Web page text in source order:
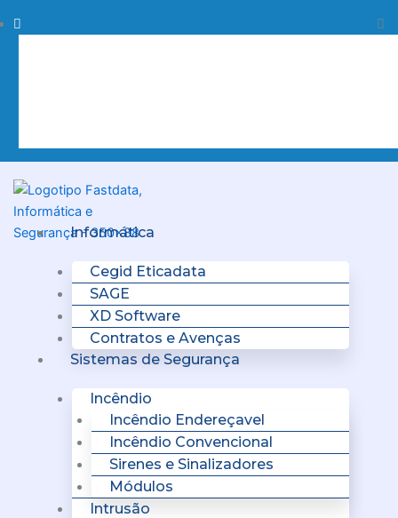
to
Procurar
Informática
Cegid Eticadata
SAGE
XD Software
Contratos e Avenças
Sistemas de Segurança
Incêndio
Incêndio Endereçavel
Incêndio Convencional
Sirenes e Sinalizadores
Módulos
Intrusão
Menu